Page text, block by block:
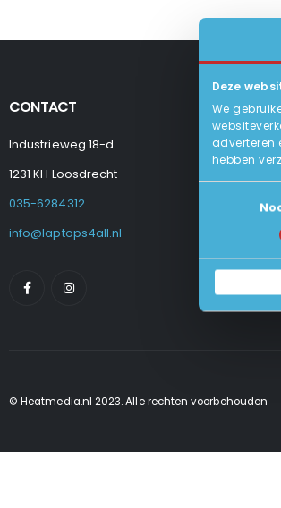
Deze
We
adverteren
hebben
CONTACT
Industrieweg 18-d
1231 KH Loosdrecht
035-6284312
info@laptops4all.nl
© Heatmedia.nl 2023. Alle rechten voorbehouden